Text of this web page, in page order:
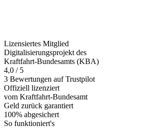
Lizensiertes Mitglied
Digitalisierungsprojekt des
Kraftfahrt-Bundesamts (KBA)
4,0 / 5
3 Bewertungen auf Trustpilot
Offiziell lizenziert
vom Kraftfahrt-Bundesamt
Geld zurück garantiert
100% abgesichert
So funktioniert's